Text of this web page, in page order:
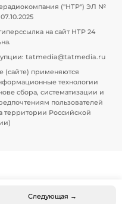
Следующая →
("НТР") ЭЛ №
на сайт НТР 24
tatmedia@tatmedia.ru
(сайте) применяются
технологии
сбора, систематизации и
пользователей
территории Российской